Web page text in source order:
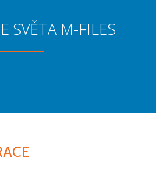
SVĚTA M-FILES